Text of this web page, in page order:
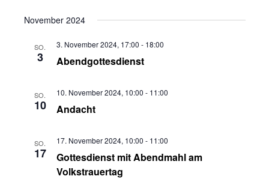
November 2024
SO.
3 Abendgottesdienst
3. November 2024, 17:00 - 18:00
SO.
10 Andacht
10. November 2024, 10:00 - 11:00
SO.
17
Gottesdienst mit Abendmahl am
Volkstrauertag
17. November 2024, 10:00 - 11:00